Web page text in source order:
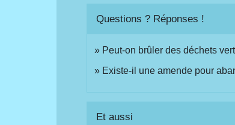
Questions ? Réponses !
Peut-on brûler des déchets
Existe-il une amende pour
Et aussi